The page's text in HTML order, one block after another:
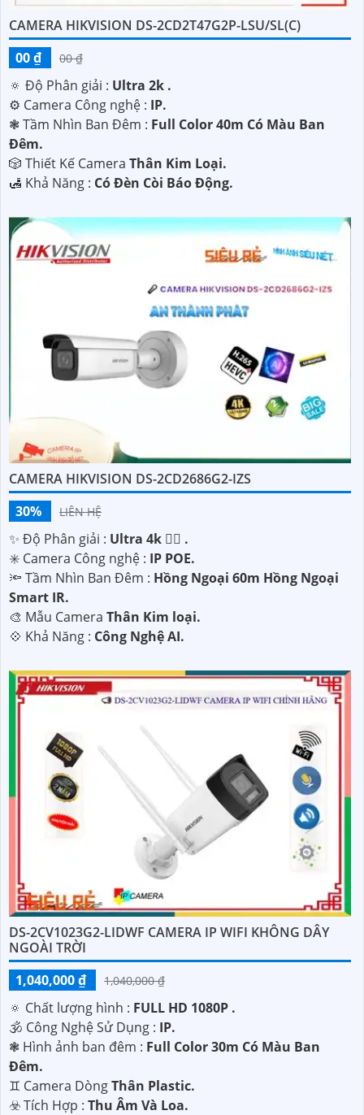
CAMERA HIKVISION DS-2CD2T47G2P-LSU/SL(C)
00 ₫
00 ₫
🔅 Độ Phân giải : Ultra 2k .
⚙ Camera Công nghệ : IP.
❃ Tầm Nhìn Ban Đêm : Full Color 40m Có Màu Ban
Đêm.
🎲 Thiết Kế Camera Thân Kim Loại.
️🛃 Khả Năng : Có Đèn Còi Báo Động.
CAMERA HIKVISION DS-2CD2686G2-IZS
30%
LIÊN HỆ
✨ Độ Phân giải : Ultra 4k 👍🏾 .
✳️ Camera Công nghệ : IP POE.
🔦 Tầm Nhìn Ban Đêm : Hồng Ngoại 60m Hồng Ngoại
Smart IR.
🎨 Mẫu Camera Thân Kim loại.
️💠 Khả Năng : Công Nghệ AI.
DS-2CV1023G2-LIDWF CAMERA IP WIFI KHÔNG DÂY
NGOÀI TRỜI
1,040,000 ₫
1,040,000 ₫
🔅 Chất lượng hình : FULL HD 1080P .
🕉️ Công Nghệ Sử Dụng : IP.
❃ Hình ảnh ban đêm : Full Color 30m Có Màu Ban
Ðêm.
♊ Camera DòngThân Plastic.
️☣️ Tích Hợp : Thu Âm Và Loa.